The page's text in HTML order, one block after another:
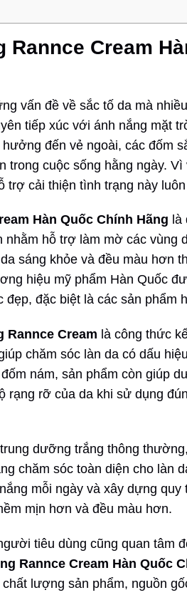
Rannce Cream
vấn đề về sắc tố da mà
tiếp xúc với ánh nắng mặt
đến vẻ ngoài, các đốm
trong cuộc sống hằng ngày.
trợ cải thiện tình trạng này
Hàn Quốc Chính Hãng
hỗ trợ làm mờ các vùng
sáng khỏe và đều màu hơn
hiệu mỹ phẩm Hàn Quốc
đẹp, đặc biệt là các sản phẩm
Rannce Cream là công thức
chăm sóc làn da có dấu
nám, sản phẩm còn giúp
rạng rỡ của da khi sử dụng
dưỡng trắng thông thường,
chăm sóc toàn diện cho làn
mỗi ngày và xây dựng quy
mịn hơn và đều màu hơn.
tiêu dùng cũng quan tâm
Rannce Cream Hàn Quốc
lượng sản phẩm, nguồn